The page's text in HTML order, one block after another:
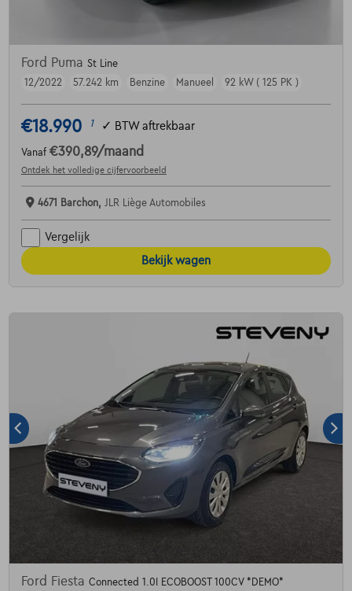
Ford Puma St Line
12/2022
57.242 km Benzine Manueel 92 kW ( 125 PK )
€18.990 1 ✓ BTW aftrekbaar
Vanaf €390,89/maand
Ontdek het volledige cijfervoorbeeld
4671 Barchon, JLR Liège Automobiles
Vergelijk
Bekijk wagen
Ford Fiesta Connected 1.0I ECOBOOST 100CV *DEMO*